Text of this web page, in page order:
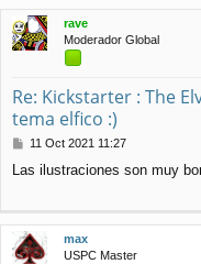
rave
Moderador Global
Re: Kickstarter : The
tema elfico :)
M
n
j
e
11 Oct 2021 11:27
Las ilustraciones son muy
max
USPC Master